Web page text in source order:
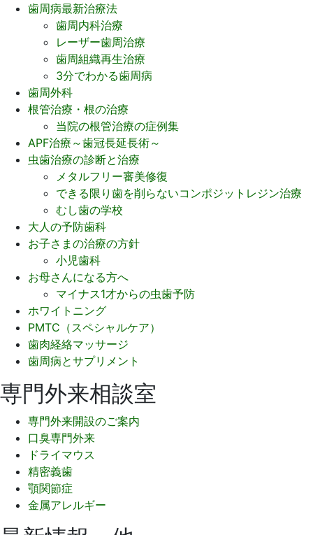
歯周病最新治療法
歯周内科治療
レーザー歯周治療
歯周組織再生治療
3分でわかる歯周病
歯周外科
根管治療・根の治療
当院の根管治療の症例集
APF治療～歯冠長延長術～
虫歯治療の診断と治療
メタルフリー審美修復
できる限り歯を削らないコンポジットレジン治療
むし歯の学校
大人の予防歯科
お子さまの治療の方針
小児歯科
お母さんになる方へ
マイナス1才からの虫歯予防
ホワイトニング
PMTC（スペシャルケア）
歯肉経絡マッサージ
歯周病とサプリメント
専門外来相談室
専門外来開設のご案内
口臭専門外来
ドライマウス
精密義歯
顎関節症
金属アレルギー